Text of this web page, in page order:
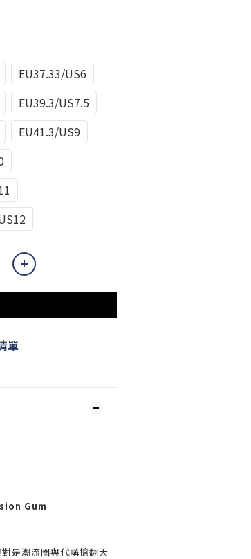
EU37.33/US6
EU39.3/US7.5
EU41.3/US9
單
Gum
對是潮流圈與代購搶翻天